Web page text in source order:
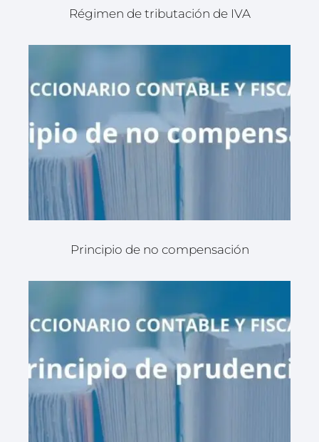
Régimen de tributación de IVA
Principio de no compensación